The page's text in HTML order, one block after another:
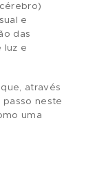
nunca tiveram
para aqueles
possuem
destreza e
aprender
curso vai
e criativo.
intuitivo